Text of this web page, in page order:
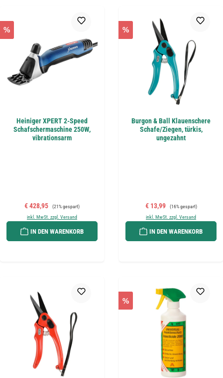
%
Heiniger XPERT 2-Speed
Schafschermaschine 250W,
vibrationsarm
Verkaufspreis:
€ 428,95 Regulärer Preis:
(21% gespart)
inkl. MwSt. zzgl. Versand
IN DEN WARENKORB
%
Burgon & Ball Klauenschere
Schafe/Ziegen, türkis,
ungezahnt
Verkaufspreis:
€ 13,99 Regulärer Preis:
(16% gespart)
inkl. MwSt. zzgl. Versand
IN DEN WARENKORB
%